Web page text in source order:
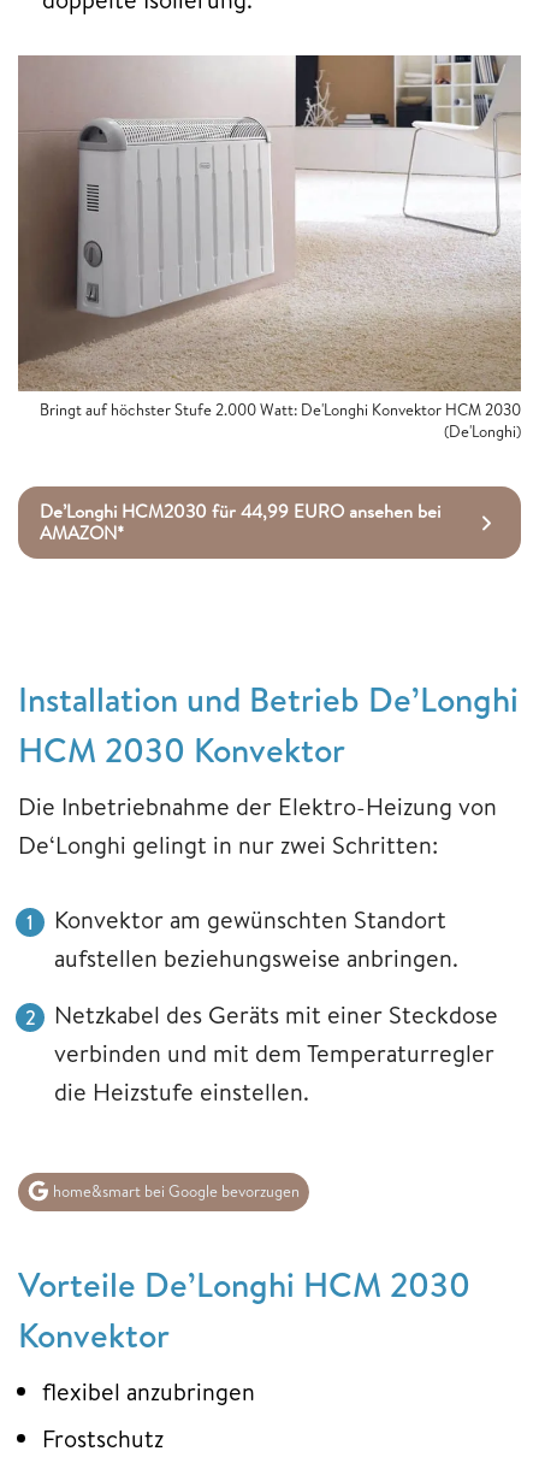
Bringt auf höchster Stufe 2.000 Watt: De'Longhi Konvektor HCM 2030
(De'Longhi)
De’Longhi HCM2030 für 44,99 EURO ansehen bei
AMAZON*
Installation und Betrieb De’Longhi
HCM 2030 Konvektor
Die Inbetriebnahme der Elektro-Heizung von
De‘Longhi gelingt in nur zwei Schritten:
Konvektor am gewünschten Standort
aufstellen beziehungsweise anbringen.
Netzkabel des Geräts mit einer Steckdose
verbinden und mit dem Temperaturregler
die Heizstufe einstellen.
home&smart bei Google bevorzugen
Vorteile De’Longhi HCM 2030
Konvektor
flexibel anzubringen
Frostschutz